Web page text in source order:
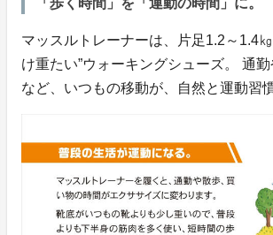
「歩く時間」を「運動の時間」に。
マッスルトレーナーは、片足1.2～1.4
け重たい”ウォーキングシューズ。 通
など、いつもの移動が、自然と運動習